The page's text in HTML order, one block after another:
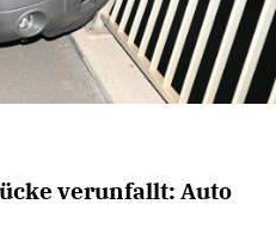
verunfallt: Auto